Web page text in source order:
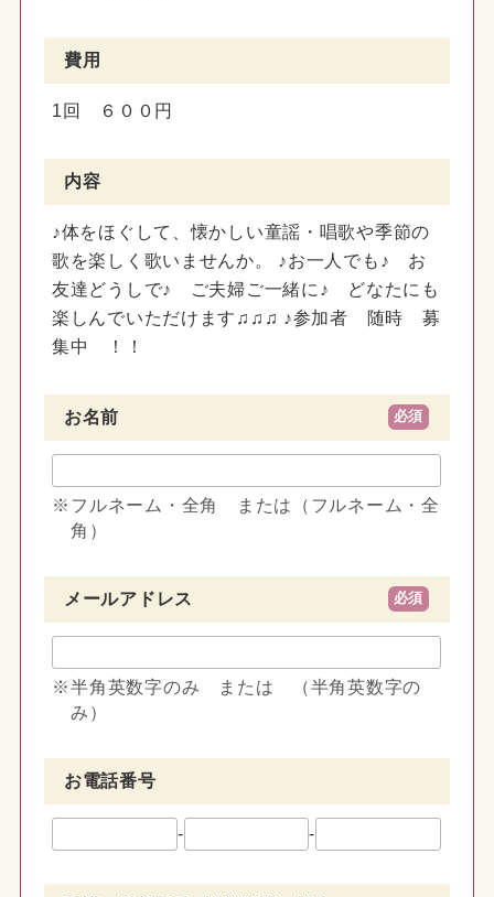
費用
1回 ６００円
内容
♪体をほぐして、懐かしい童謡・唱歌や季節の
歌を楽しく歌いませんか。 ♪お一人でも♪ お
友達どうしで♪ ご夫婦ご一緒に♪ どなたにも
楽しんでいただけます♫♫♫ ♪参加者 随時 募
集中 ！！
お名前 必須
フルネーム・全角 または（フルネーム・全
角）
メールアドレス 必須
半角英数字のみ または （半角英数字の
み）
お電話番号
- -